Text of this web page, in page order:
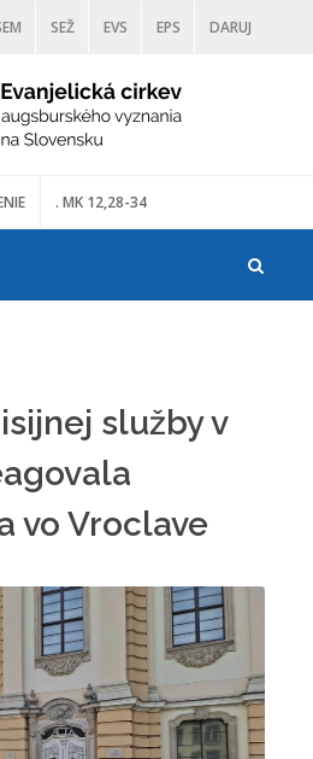
SEŽ EVS EPS DARUJ
TRANOSCIUS
. MK 12,28-34
služby v
vo Vroclave